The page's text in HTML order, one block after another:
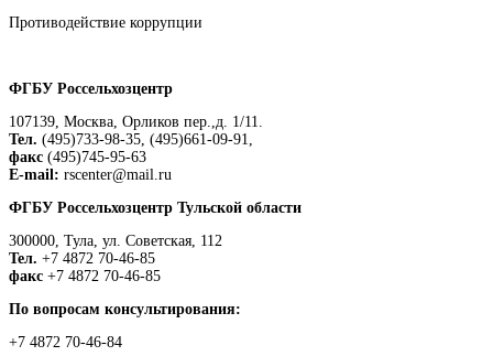
Противодействие коррупции
ФГБУ Россельхозцентр
107139, Москва, Орликов пер.,д. 1/11.
Тел. (495)733-98-35, (495)661-09-91,
факс (495)745-95-63
E-mail: rscenter@mail.ru
ФГБУ Россельхозцентр Тульской области
300000, Тула, ул. Советская, 112
Тел. +7 4872 70-46-85
факс +7 4872 70-46-85
По вопросам консультирования:
+7 4872 70-46-84